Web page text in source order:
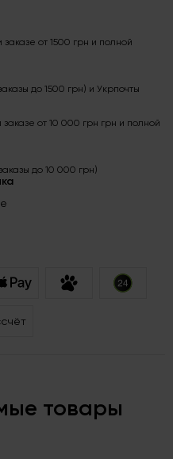
заказе от 1500 грн и полной
до 1500 грн) и Укрпочты
заказе от 10 000 грн грн и полной
до 10 000 грн)
товары